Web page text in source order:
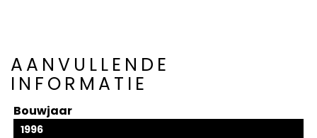
AANVULLENDE
INFORMATIE
Bouwjaar
1996